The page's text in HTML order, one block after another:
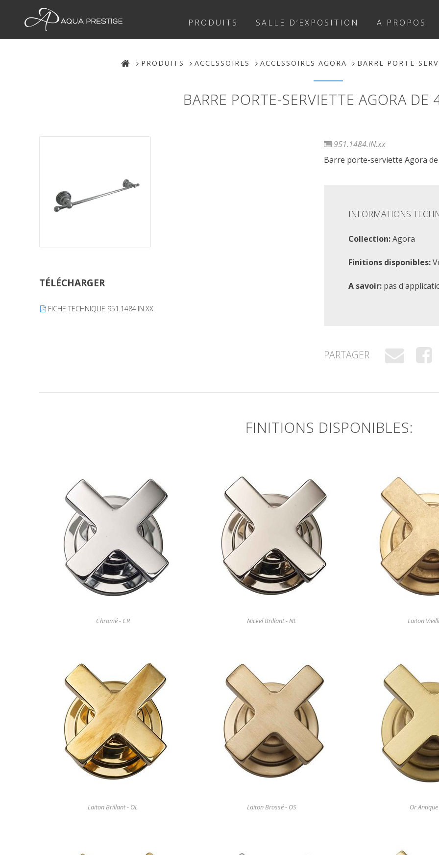
PRODUITS SALLE D’EXPOSITION A PROPOS
PRODUITS ACCESSOIRES ACCESSOIRES AGORA BARRE PORTE-
BARRE PORTE-SERVIETTE AGORA DE
TÉLÉCHARGER
FICHE TECHNIQUE 951.1484.IN.XX
951.1484.IN.xx
Barre porte-serviette Agora de
INFORMATIONS
Collection:Agora
Finitions disponibles:
A savoir:pas
PARTAGER
FINITIONS DISPONIBLES:
Chromé - CR Nickel Brillant - NL Laiton
Laiton Brillant - OL Laiton Brossé - OS Or